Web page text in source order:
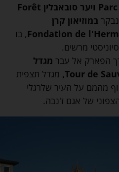
Parc de l'Hermitage ויער סובאבלין Forêt
במוזיאון קרן
, בו
מרשים.
הפארק אל עברמגדל
מגדל תצפית
מהמם על העיר שלרגלי
של אגם ז'נבה.